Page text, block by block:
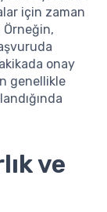
için zaman
Örneğin,
onay
genellikle
ve